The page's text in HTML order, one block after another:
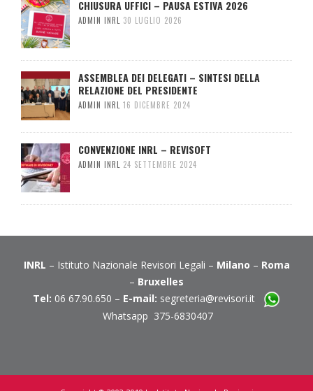
CHIUSURA UFFICI – PAUSA ESTIVA 2026
ADMIN INRL 30 LUGLIO 2026
ASSEMBLEA DEI DELEGATI – SINTESI DELLA
RELAZIONE DEL PRESIDENTE
ADMIN INRL 16 DICEMBRE 2024
CONVENZIONE INRL – REVISOFT
ADMIN INRL 24 SETTEMBRE 2024
INRL – Istituto Nazionale Revisori Legali – Milano – Roma
– Bruxelles
Tel: 06 67.90.650 – E-mail: segreteria@revisori.it
Whatsapp 375-6830407